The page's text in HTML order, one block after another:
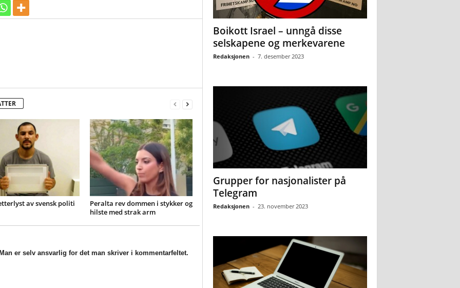
av svensk politi
Peralta rev dommen i stykker og
hilste med strak arm
er selv ansvarlig for det man skriver i kommentarfeltet.
Boikott Israel – unngå disse
selskapene og merkevarene
Redaksjonen - 7. desember 2023
Grupper for nasjonalister på
Telegram
Redaksjonen - 23. november 2023